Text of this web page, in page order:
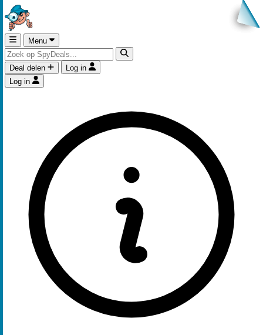
Menu
Deal delen
Log in
Log in